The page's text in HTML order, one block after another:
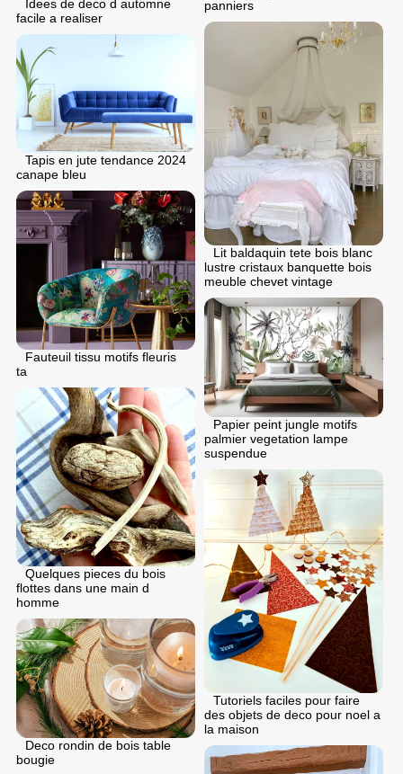
panniers
Idees de deco d automne
facile a realiser
Lit baldaquin tete bois blanc
lustre cristaux banquette bois
meuble chevet vintage
Tapis en jute tendance 2024
canape bleu
Fauteuil tissu motifs fleuris
ta
Papier peint jungle motifs
palmier vegetation lampe
suspendue
Quelques pieces du bois
flottes dans une main d
homme
Tutoriels faciles pour faire
des objets de deco pour noel a
la maison
Deco rondin de bois table
bougie